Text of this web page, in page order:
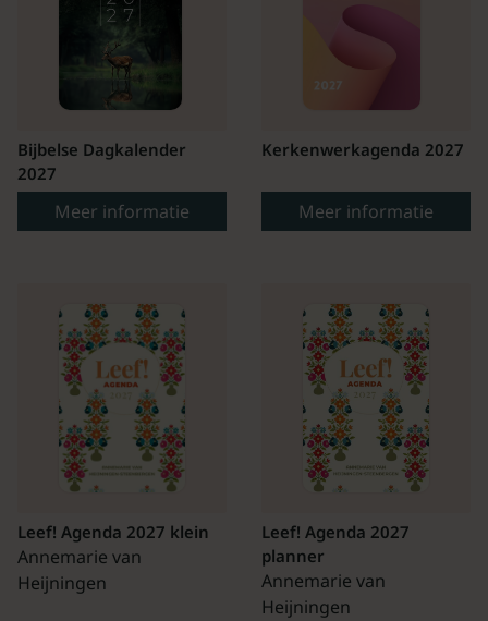
Bijbelse Dagkalender
2027
Meer informatie
Kerkenwerkagenda 2027
Meer informatie
Leef! Agenda 2027 klein
Annemarie van
Heijningen
Leef! Agenda 2027
planner
Annemarie van
Heijningen